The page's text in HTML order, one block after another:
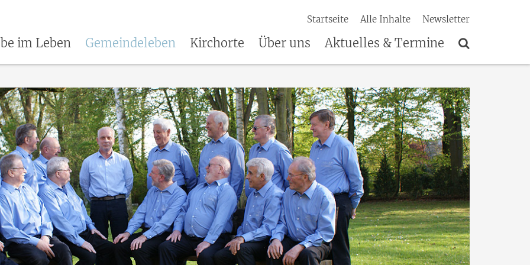
Startseite
Alle Inhalte Newsletter
im Leben Gemeindeleben Kirchorte Über uns Aktuelles & Termine